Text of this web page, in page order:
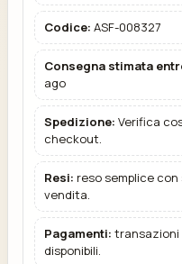
Codice: ASF-008327
Consegna stimata
ago
Spedizione: Verifica
checkout.
Resi: reso semplice
vendita.
Pagamenti: transazioni
disponibili.